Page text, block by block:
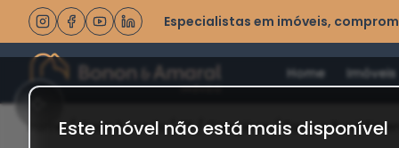
Especialistas em imóveis,
Home Imóveis
Este imóvel não está mais disponível
Home / Casa à venda / SP / Campinas / Parque Rural